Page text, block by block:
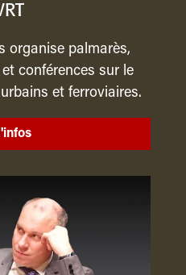
organise palmarès,
conférences sur le
et ferroviaires.